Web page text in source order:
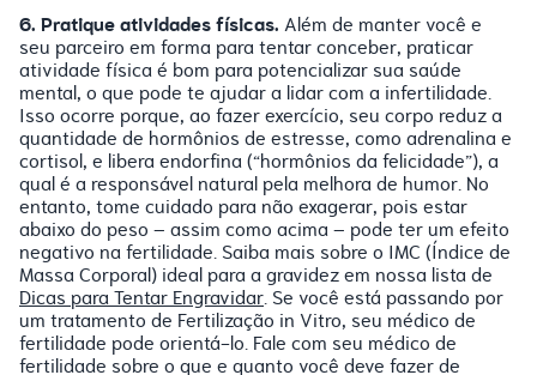
6. Pratique atividades físicas.Além de manter você e
seu parceiro em forma para tentar conceber, praticar
atividade física é bom para potencializar sua saúde
mental, o que pode te ajudar a lidar com a infertilidade.
Isso ocorre porque, ao fazer exercício, seu corpo reduz a
quantidade de hormônios de estresse, como adrenalina e
cortisol, e libera endorfina (“hormônios da felicidade”), a
qual é a responsável natural pela melhora de humor. No
entanto, tome cuidado para não exagerar, pois estar
abaixo do peso – assim como acima – pode ter um efeito
negativo na fertilidade. Saiba mais sobre o IMC (Índice de
Massa Corporal) ideal para a gravidez em nossa lista de
Dicas para Tentar Engravidar. Se você está passando por
um tratamento de Fertilização in Vitro, seu médico de
fertilidade pode orientá-lo. Fale com seu médico de
fertilidade sobre o que e quanto você deve fazer de